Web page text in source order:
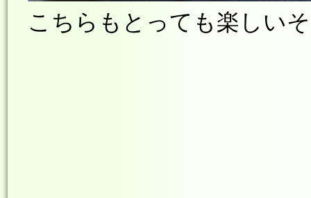
こちらもとっても楽しい